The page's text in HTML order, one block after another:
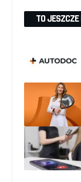
TO